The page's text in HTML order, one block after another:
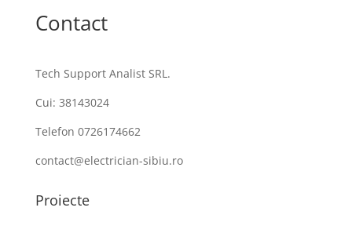
Contact
Tech Support Analist SRL.
Cui: 38143024
Telefon 0726174662
contact@electrician-sibiu.ro
Proiecte